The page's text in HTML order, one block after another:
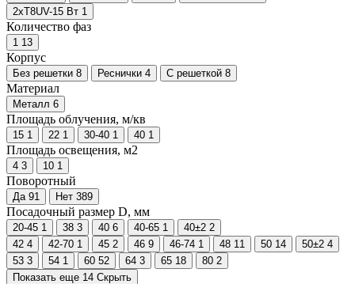
2хT8UV-15 Вт 1
Количество фаз
1 13
Корпус
Без решетки 8 Реснички 4 С решеткой 8
Материал
Металл 6
Площадь облучения, м/кв
15 1 22 1 30-40 1 40 1
Площадь освещения, м2
4 3 10 1
Поворотный
Да 91 Нет 389
Посадочный размер D, мм
20-45 1 38 3 40 6 40-65 1 40±2 2
42 4 42-70 1 45 2 46 9 46-74 1 48 11 50 14 50±2 4
53 3 54 1 60 52 64 3 65 18 80 2
Показать еще 14 Скрыть